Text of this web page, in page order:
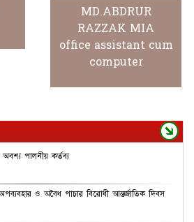
MD.ABDRUR
RAZZAK MIA
office assistant cum
computer
অবশ্য পালনীয় কর্তব্য
ও অবৈধ পাচার বিরোধী আন্তর্জাতিক দিবস